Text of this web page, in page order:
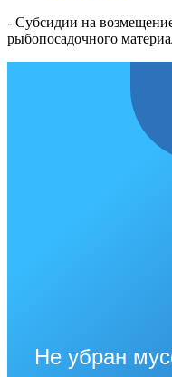
- Субсидии на
рыбопосадочного
Не убран